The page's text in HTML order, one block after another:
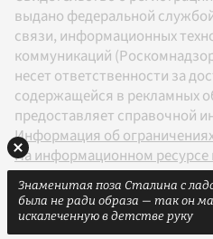
выдано федеральной
связи, информационных
коммуникаций
несет ответственности за
содержащейся в рекламных
предоставляет справочной
Информация об
На информационном
рекомендательные
Правилами
Знаменитая поза Сталина с
была не ради образа — так он
искалеченную в детстве руку